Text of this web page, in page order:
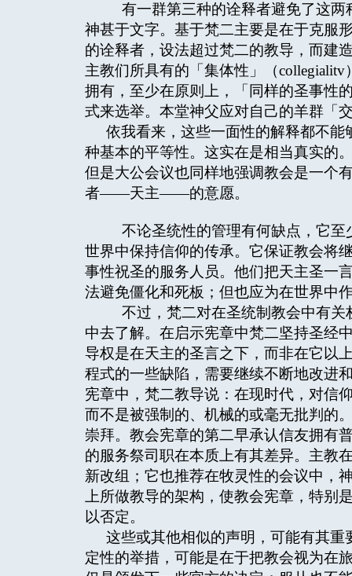
有一群第三种的诠释者避免了这两
神甚于文字。基于梵二主要是在于克服
的诠释者，设法超过梵二的教导，而建
主教们所具有的「集体性」（
拥有，至少在原则上，「同样的圣事性
式来选举。本堂神父应对自己的羊群「
依我看来，这些一面性的解释都不
种基本的平等性。这实在是相当真实的
但是大公会议也同样地强调教会是一个
者——天主——的意愿。
不论圣统性的管理有何缺点，它至
世界中保持信仰的传承。它保证教会将
事性祝圣的服务人员。他们把天主圣一
法避免僵化和死板；但也应为在世界中
不过，梵二对在圣统制教会中有关
中去了解。在启示宪章中梵二坚持圣经
导权是在天主的圣言之下，而非在它以
程式的一些缺陷，需要继续不断地改进
宪章中，梵二教导说：在现时代，对信
而不是被强制的、机械的或毫无批判的
崇拜。教会宪章的第二早承认信友拥有
的服务祭司职在本质上有其差异。主教
新改组；它也推荐在牧灵性的会议中，
上所做教导的架构，使教会宪章，特别
以否定。
这些或其他相似的声明，可能有其
定性的举措，可能是在于把教会视为在